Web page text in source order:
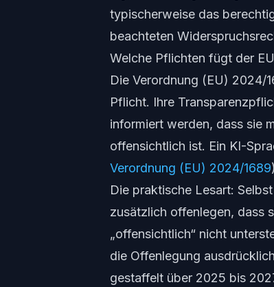
typischerweise das
beachteten
Welche Pflichten fügt der
Die Verordnung (EU) 2024/
Pflicht. Ihre
informiert werden, dass sie
offensichtlich ist. Ein KI-
Verordnung (EU) 2024/1689
Die praktische Lesart:
zusätzlich offenlegen, dass
„offensichtlich“ nicht
die Offenlegung
gestaffelt über 2025 bis